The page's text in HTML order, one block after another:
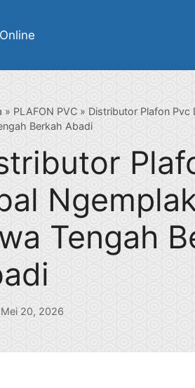
» PLAFON PVC » Distributor Plafon Pvc
Berkah Abadi
Tengah
20, 2026